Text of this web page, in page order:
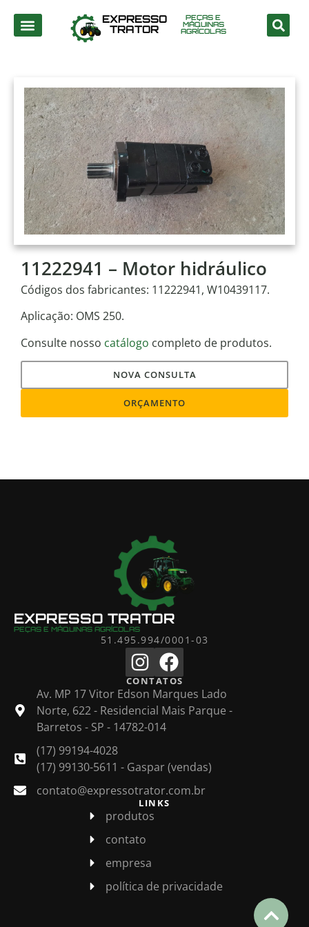
EXPRESSO
TRATOR
PEÇAS E
MÁQUINAS
AGRÍCOLAS
11222941 – Motor hidráulico
Códigos dos fabricantes: 11222941, W10439117.
Aplicação: OMS 250.
Consulte nosso catálogo completo de produtos.
NOVA CONSULTA
ORÇAMENTO
EXPRESSO TRATOR
PEÇAS E MÁQUINAS AGRÍCOLAS
51.495.994/0001-03
CONTATOS
Av. MP 17 Vitor Edson Marques Lado
Norte, 622 - Residencial Mais Parque -
Barretos - SP - 14782-014
(17) 99194-4028
(17) 99130-5611 - Gaspar (vendas)
contato@expressotrator.com.br
LINKS
produtos
contato
empresa
política de privacidade